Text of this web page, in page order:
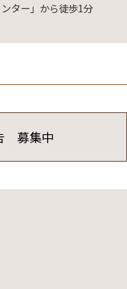
ター」から徒歩1分
募集中